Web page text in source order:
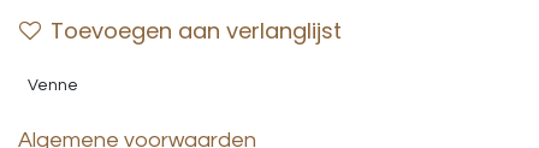
Toevoegen aan verlanglijst
Venne
Algemene voorwaarden